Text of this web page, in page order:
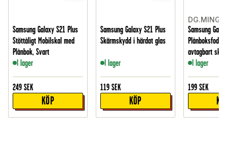
Samsung Galaxy S21 Plus
Stöttåligt Mobilskal med
Plånbok, Svart
I lager
249 SEK
KÖP
Samsung Galaxy S21 Plus
Skärmskydd i härdat glas
I lager
119 SEK
KÖP
DG.MING
Samsung
avtagbart
I lager
199 SEK